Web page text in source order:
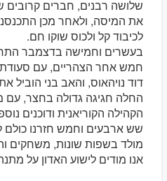
שלושה רבנים, חברים
את המיסה, ולאחר מכן
לכיבוד קל ולכוס שוקו חם.
בעשרים וחמישה בדצמבר
חמש אחר הצהריים, עם סעודת
דוד נויהאוס, והאב בני הוביל
החלה חגיגה גדולה בחצר, עם
הקהילה הקוריאנית ודוכנים
שש ארבעים וחמש חזרנו
מולד בשפות שונות, משחקים
אנו מודים לישוע האדון על